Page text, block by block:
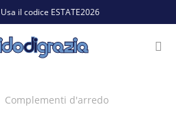
il codice ESTATE2026
Complementi d'arredo